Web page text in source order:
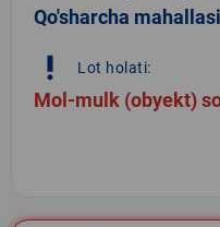
Qo'sharcha mahallasi
priority_high Lot holati:
Mol-mulk (obyekt)